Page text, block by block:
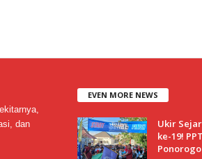
dan
EVEN MORE NEWS
Ukir
ke-19!
Ponorogo